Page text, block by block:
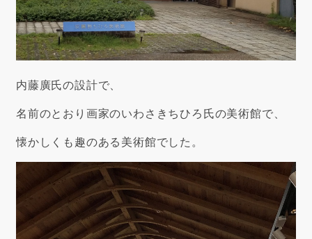
内藤廣氏の設計で、
名前のとおり画家のいわさきちひろ氏の美術館で、
懐かしくも趣のある美術館でした。